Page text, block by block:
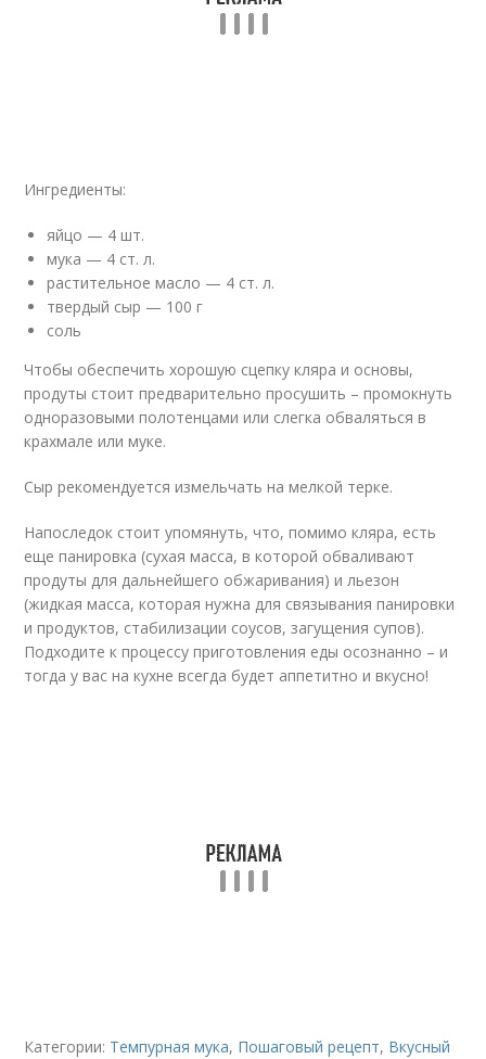
Ингредиенты:
яйцо — 4 шт.
мука — 4 ст. л.
растительное масло — 4 ст. л.
твердый сыр — 100 г
соль
Чтобы обеспечить хорошую сцепку кляра и основы,
продуты стоит предварительно просушить – промокнуть
одноразовыми полотенцами или слегка обваляться в
крахмале или муке.
Сыр рекомендуется измельчать на мелкой терке.
Напоследок стоит упомянуть, что, помимо кляра, есть
еще панировка (сухая масса, в которой обваливают
продуты для дальнейшего обжаривания) и льезон
(жидкая масса, которая нужна для связывания панировки
и продуктов, стабилизации соусов, загущения супов).
Подходите к процессу приготовления еды осознанно – и
тогда у вас на кухне всегда будет аппетитно и вкусно!
Категории: Темпурная мука, Пошаговый рецепт, Вкусный